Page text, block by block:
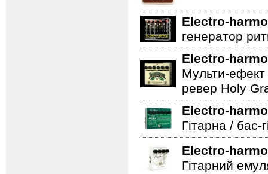
Electro-
генератор
Electro-
Мульти-ефект
ревер Holy
Electro-
Гітарна / бас-
Electro-
Гітарний